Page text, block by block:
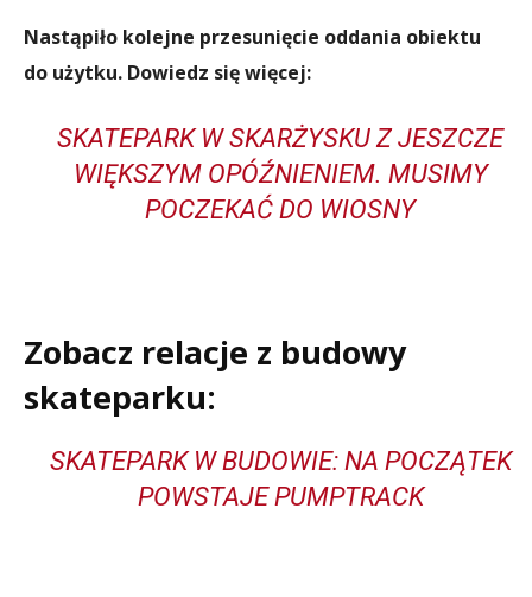
Nastąpiło kolejne przesunięcie oddania obiektu
do użytku. Dowiedz się więcej:
SKATEPARK W SKARŻYSKU Z JESZCZE
WIĘKSZYM OPÓŹNIENIEM. MUSIMY
POCZEKAĆ DO WIOSNY
Zobacz relacje z budowy
skateparku:
SKATEPARK W BUDOWIE: NA POCZĄTEK
POWSTAJE PUMPTRACK